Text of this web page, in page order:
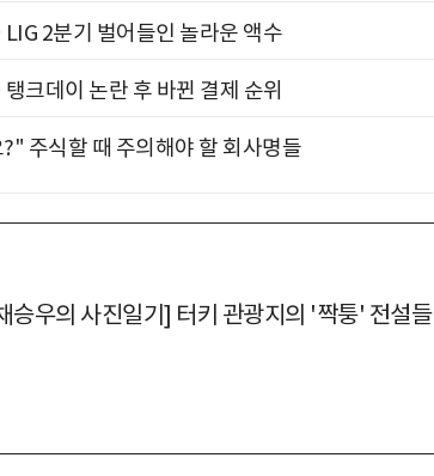
2분기 벌어들인 놀라운 액수
크데이 논란 후 바뀐 결제 순위
주식할 때 주의해야 할 회사명들
승우의 사진일기] 터키 관광지의 '짝퉁' 전설들